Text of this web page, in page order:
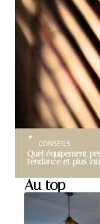
CONSEILS
Quel équipement
tendance et plus
Au top